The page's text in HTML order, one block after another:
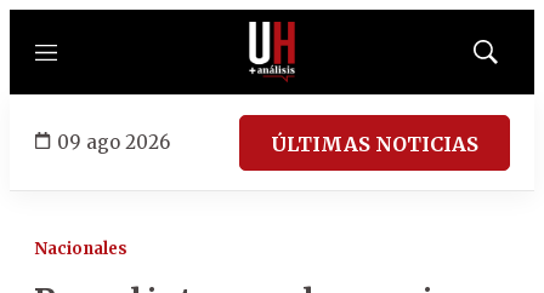
Menú
Mostrar
09 ago 2026 ÚLTIMAS NOTICIAS
Nacionales